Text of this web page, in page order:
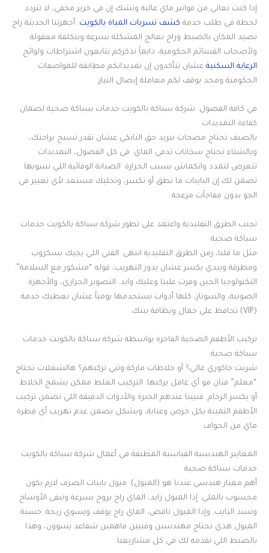
إذا كنت تعاني من فواتير ماي عالية وتشك إن في خرير مخفي، لا تتردد
لحظة في طلب خدمة كشف تسربات المياة بالكويت. أجهزتنا الحديثة راح
تصيد المكان بالضبط وراح نعالج المشكلة بسرعة وبتكلفة معقولة.
ولأصحاب القسائم الحكومية، دايماً نذكركم تتابعون اشتراطات ولوائح
الرعاية السكنية عشان تتأكدون إن تمديداتكم مطابقة للمواصفات
الحكومية ومحد يوقف لكم معاملة إيصال التيار.
في كافة الفصول: شركة سباكة بالكويت خدمات سباكة صحية لضمان
كفاءة التمديدات
بالصيف تحتاج مضخات تبريد حق التانكي عشان تقدر تسبح براحتك،
وبالشتاء تحتاج سخانات تدفي الماي. في كل الفصول، التمديدات
تتعرض لتمدد وانكماش بسبب الحرارة. الصيانة الوقائية اللي نسويها
تضمن لك إن البايبات ما تطق أو تكسر، وتخليك مستعد لأي تغيير في
الجو بدون مفاجآت مزعجة.
تجنب الطرق التقليدية واعتمد على تطور شركة سباكة بالكويت خدمات
سباكة صحية
مثل ما قلنا، زمن الطرق التقليدية انتهى. الفني اللي يجيك بسكروب
ومطرقة ويبدي يكسر عشان يدور التهريب، قوله “مشكور مع السلامة”.
التكنولوجيا الحين وفرت علينا وعليك وايد. التصوير الحراري، والأجهزة
الصوتية، والسونار، كلها أدوات نستخدمها يومياً عشان نعطيك خدمة
(VIP) تحافظ على جمال ونظافة بيتك.
تركيب الأطقم الصحية الفاخرة بواسطة شركة سباكة بالكويت خدمات
سباكة صحية
شريت جاكوزي غالي؟ أو خلاطات ماركة وتبي تركبهم؟ هالشغلات تحتاج
“معلم” فنان مو أي عامل يركبها. التركيب الغلط ممكن يشمخ الخلاط
أو يكسر الرخام. فنيينا عندهم الخبرة والأدوات الدقيقة اللي تضمن تركيب
الأطقم الثمينة بكل حرص وعناية، وبشكل يضمن عدم تهريب أي قطرة
ماي من الحواف.
المعايير الهندسية القياسية المطبقة في أعمال شركة سباكة بالكويت
خدمات سباكة صحية
أهم معيار هندسي عندنا هو (الميول). ميول بايبات الصرف لازم يكون
محسوب بالملي. إذا الميول زايد، الماي راح يروح بسرعة وتبقى الأوساخ
وتسد البايب. وإذا الميول ناقص، الماي راح يوقف ويسوي ريحة. حسبة
الميول هذي تحتاج مهندسين وفنيين فاهمين شقاعد يسوون، وهذا
بالضبط اللي نقدمه لك في كل مشاريعنا.